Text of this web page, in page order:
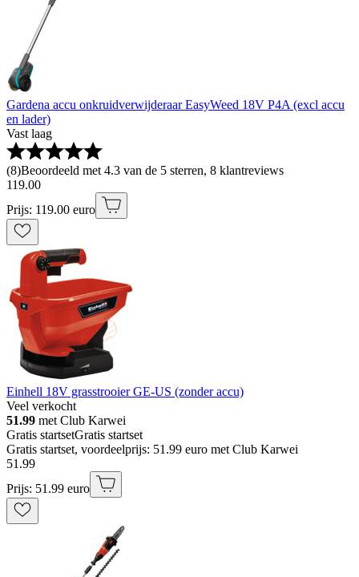
Gardena accu onkruidverwijderaar EasyWeed 18V P4A (excl accu
en lader)
Vast laag
(8)Beoordeeld met 4.3 van de 5 sterren, 8 klantreviews
119.00
Prijs: 119.00 euro
Einhell 18V grasstrooier GE-US (zonder accu)
Veel verkocht
51.99 met Club Karwei
Gratis startsetGratis startset
Gratis startset, voordeelprijs: 51.99 euro met Club Karwei
51 .99
Prijs: 51.99 euro